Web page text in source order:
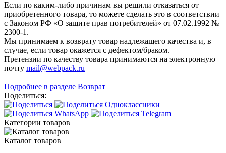
Если по каким-либо причинам вы решили отказаться от
приобретенного товара, то можете сделать это в соответствии
с Законом РФ «О защите прав потребителей» от 07.02.1992 №
2300-1.
Мы принимаем к возврату товар надлежащего качества и, в
случае, если товар окажется с дефектом/браком.
Претензии по качеству товара принимаются на электронную
почту mail@webpack.ru
Подробнее в разделе Возврат
Поделиться:
Категории товаров
Каталог товаров